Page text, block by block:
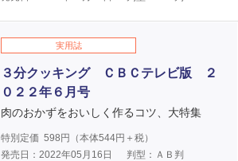
実用誌
３分クッキング ＣＢＣテレビ版 ２
０２２年６月号
肉のおかずをおいしく作るコツ、大特集
特別定価 598 円（本体544円＋税）
発売日：2022年05月16日
判型：ＡＢ判